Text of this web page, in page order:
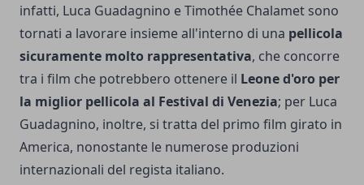
infatti, Luca Guadagnino e Timothée Chalamet sono
tornati a lavorare insieme all'interno di una pellicola
sicuramente molto rappresentativa, che concorre
tra i film che potrebbero ottenere il Leone d'oro per
la miglior pellicola al Festival di Venezia; per Luca
Guadagnino, inoltre, si tratta del primo film girato in
America, nonostante le numerose produzioni
internazionali del regista italiano.